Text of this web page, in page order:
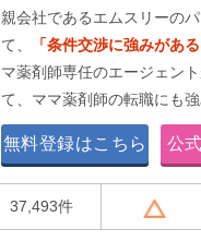
親会社であるエムスリーの
て、
「条件交渉に強みがあ
マ薬剤師専任のエージェン
て、ママ薬剤師の転職にも強
無料登録はこちら 公
37,493件